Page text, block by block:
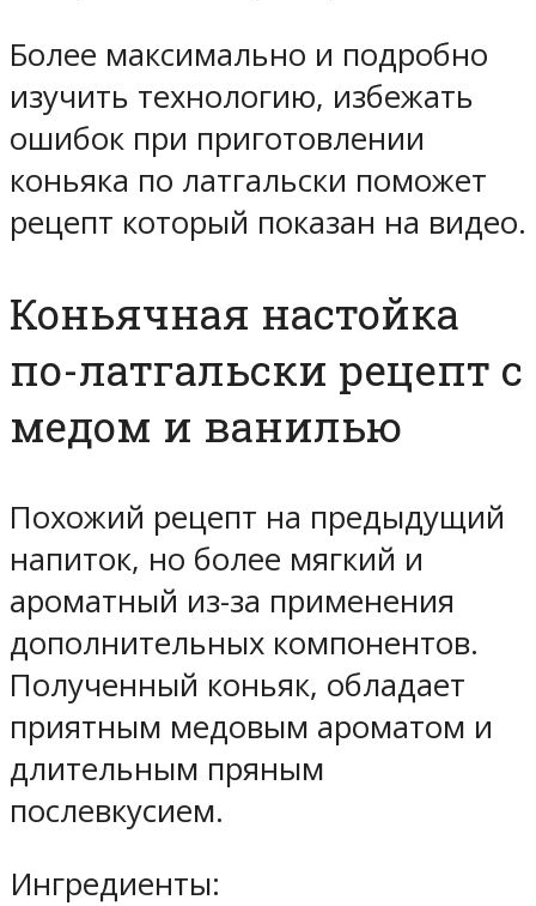
Более максимально и подробно
изучить технологию, избежать
ошибок при приготовлении
коньяка по латгальски поможет
рецепт который показан на видео.
Коньячная настойка
по-латгальски рецепт с
медом и ванилью
Похожий рецепт на предыдущий
напиток, но более мягкий и
ароматный из-за применения
дополнительных компонентов.
Полученный коньяк, обладает
приятным медовым ароматом и
длительным пряным
послевкусием.
Ингредиенты: